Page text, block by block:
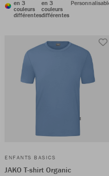
en 3
couleurs
différentes
en 3
couleurs
différentes
ENFANTS BASICS
JAKO T-shirt Organic